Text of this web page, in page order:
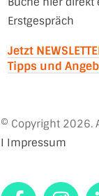
Erstgespräch
Jetzt
Tipps und
© Copyright 2026.
I Impressum